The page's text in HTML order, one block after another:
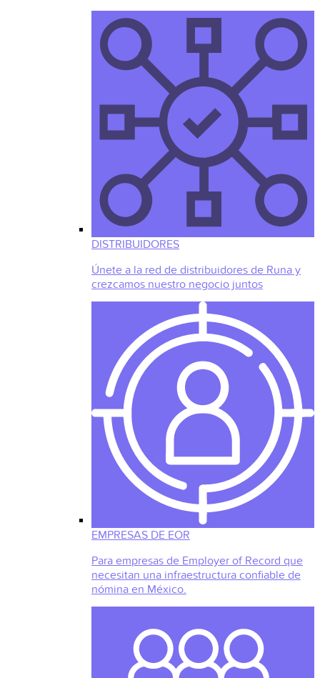
DISTRIBUIDORES
Únete a la red de distribuidores de Runa y
crezcamos nuestro negocio juntos
EMPRESAS DE EOR
Para empresas de Employer of Record que
necesitan una infraestructura confiable de
nómina en México.